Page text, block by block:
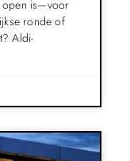
open is—voor
ronde of
Aldi-